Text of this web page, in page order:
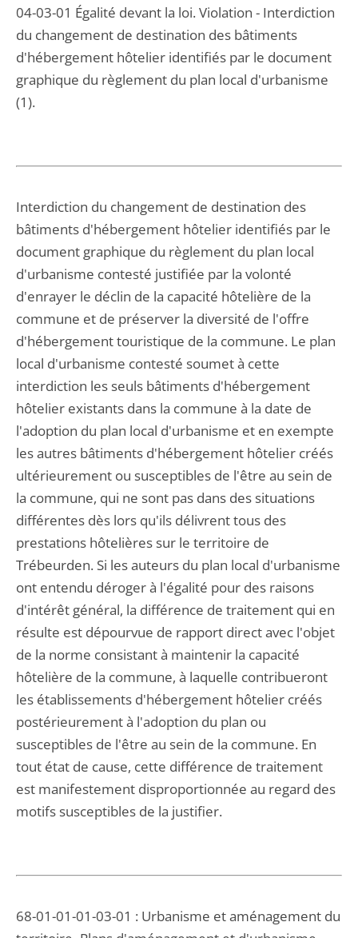
04-03-01 Égalité devant la loi. Violation - Interdiction
du changement de destination des bâtiments
d'hébergement hôtelier identifiés par le document
graphique du règlement du plan local d'urbanisme
(1).
Interdiction du changement de destination des
bâtiments d'hébergement hôtelier identifiés par le
document graphique du règlement du plan local
d'urbanisme contesté justifiée par la volonté
d'enrayer le déclin de la capacité hôtelière de la
commune et de préserver la diversité de l'offre
d'hébergement touristique de la commune. Le plan
local d'urbanisme contesté soumet à cette
interdiction les seuls bâtiments d'hébergement
hôtelier existants dans la commune à la date de
l'adoption du plan local d'urbanisme et en exempte
les autres bâtiments d'hébergement hôtelier créés
ultérieurement ou susceptibles de l'être au sein de
la commune, qui ne sont pas dans des situations
différentes dès lors qu'ils délivrent tous des
prestations hôtelières sur le territoire de
Trébeurden. Si les auteurs du plan local d'urbanisme
ont entendu déroger à l'égalité pour des raisons
d'intérêt général, la différence de traitement qui en
résulte est dépourvue de rapport direct avec l'objet
de la norme consistant à maintenir la capacité
hôtelière de la commune, à laquelle contribueront
les établissements d'hébergement hôtelier créés
postérieurement à l'adoption du plan ou
susceptibles de l'être au sein de la commune. En
tout état de cause, cette différence de traitement
est manifestement disproportionnée au regard des
motifs susceptibles de la justifier.
68-01-01-01-03-01 : Urbanisme et aménagement du